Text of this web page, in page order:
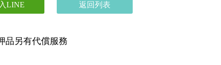
LINE 返回列表
品另有代償服務